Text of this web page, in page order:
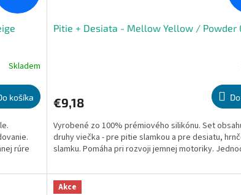
Skladem
košíka
rúre
Pitie + Desiata - Mellow Yellow / Powder
je
z
5
hviezdičiek.
€9,18
Vyrobené zo 100% prémiového silikónu. Set
druhy viečka - pre pitie slamkou a pre desiatu,
slamku. Pomáha pri rozvoji jemnej motoriky.
Akce